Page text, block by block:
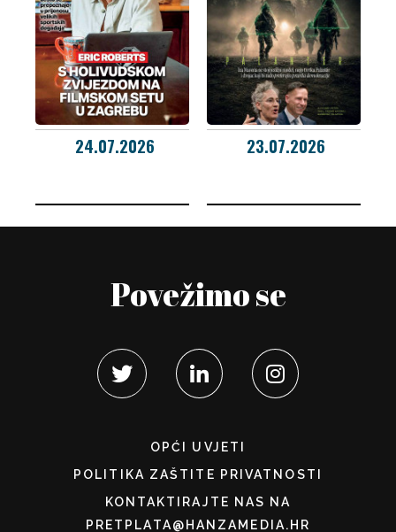
24.07.2026 23.07.2026
Povežimo se
OPĆI UVJETI
POLITIKA ZAŠTITE PRIVATNOSTI
KONTAKTIRAJTE NAS NA
PRETPLATA@HANZAMEDIA.HR